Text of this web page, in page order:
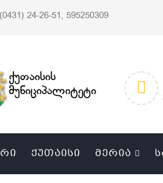
24-26-51, 595250309
ქუთაისის
მუნიციპალიტეტი
ᲥᲣᲗᲐᲘᲡᲘ ᲛᲔᲠᲘᲐ